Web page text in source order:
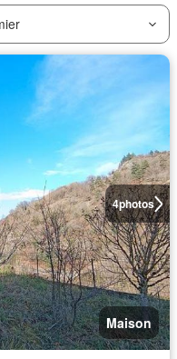
4photos
Maison